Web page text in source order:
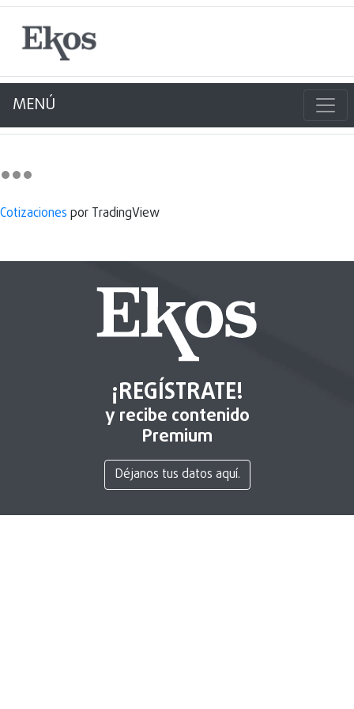
MENÚ
Cotizaciones por TradingView
¡REGÍSTRATE!
y recibe contenido
Premium
Déjanos tus datos aquí.